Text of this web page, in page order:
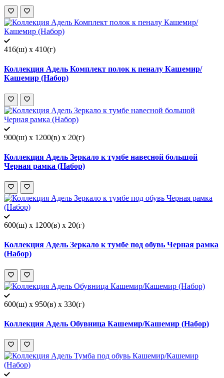
416(ш) x 410(г)
Коллекция Адель Комплект полок к пеналу Кашемир/
Кашемир (Набор)
900(ш) x 1200(в) x 20(г)
Коллекция Адель Зеркало к тумбе навесной большой
Черная рамка (Набор)
600(ш) x 1200(в) x 20(г)
Коллекция Адель Зеркало к тумбе под обувь Черная рамка
(Набор)
600(ш) x 950(в) x 330(г)
Коллекция Адель Обувница Кашемир/Кашемир (Набор)